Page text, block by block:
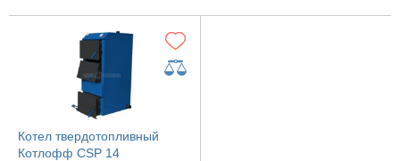
Котел твердотопливный
Котлофф CSP 14